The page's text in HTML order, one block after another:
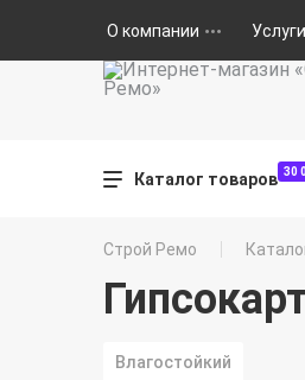
О компании
Каталог товаров 30
Строй Ремо
Влагостойкий